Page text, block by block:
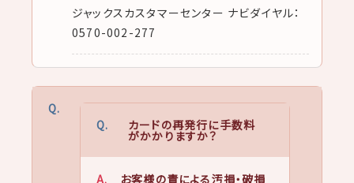
ジャックスカスタマーセンター ナビダイヤル：
0570-002-277
カードの再発行に手数料
がかかりますか？
お客様の責による汚損・破損